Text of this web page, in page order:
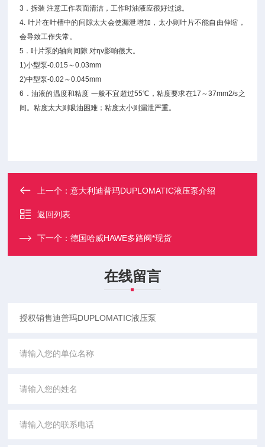
3．拆装 注意工作表面清洁，工作时油液应很好过滤。
4. 叶片在叶槽中的间隙太大会使漏泄增加，太小则叶片不能自由伸缩，
会导致工作失常。
5．叶片泵的轴向间隙 对ηv影响很大。
1)小型泵-0.015～0.03mm
2)中型泵-0.02～0.045mm
6．油液的温度和粘度 一般不宜超过55℃，粘度要求在17～37mm2/s之
间。粘度太大则吸油困难；粘度太小则漏泄严重。
上一个：意大利迪普玛DUPLOMATIC液压泵介绍
返回列表
下一个：德国哈威HAWE多路阀*现货
在线留言